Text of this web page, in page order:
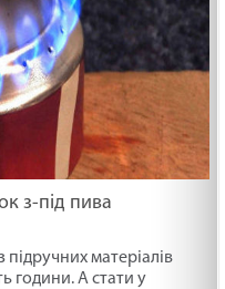
з-під пива
матеріалів
години. А стати у